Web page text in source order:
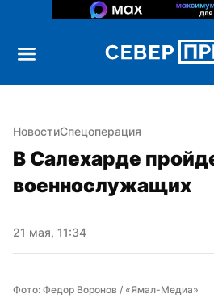
НовостиСпецоперация
В Салехарде
военнослужащих
21 мая, 11:34
Фото: Федор Воронов / «Ямал-Медиа»